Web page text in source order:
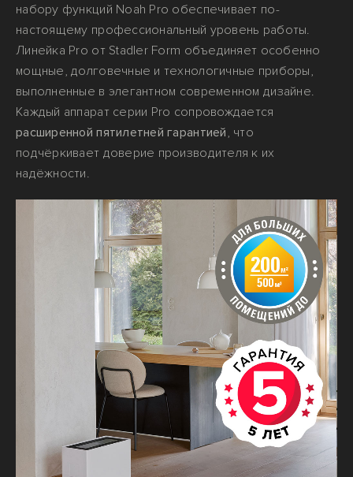
набору функций Noah Pro обеспечивает по-
настоящему профессиональный уровень работы.
Линейка Pro от Stadler Form объединяет особенно
мощные, долговечные и технологичные приборы,
выполненные в элегантном современном дизайне.
Каждый аппарат серии Pro сопровождается
расширенной пятилетней гарантией, что
подчёркивает доверие производителя к их
надёжности.